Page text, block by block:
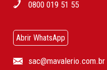
0800 019 51 55
Abrir WhatsApp
sac@mavalerio.com.br